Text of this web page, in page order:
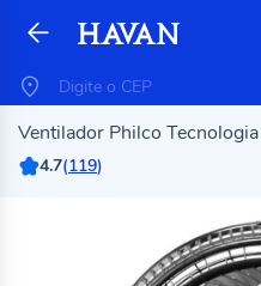
Ventilador Philco
4.7(119)